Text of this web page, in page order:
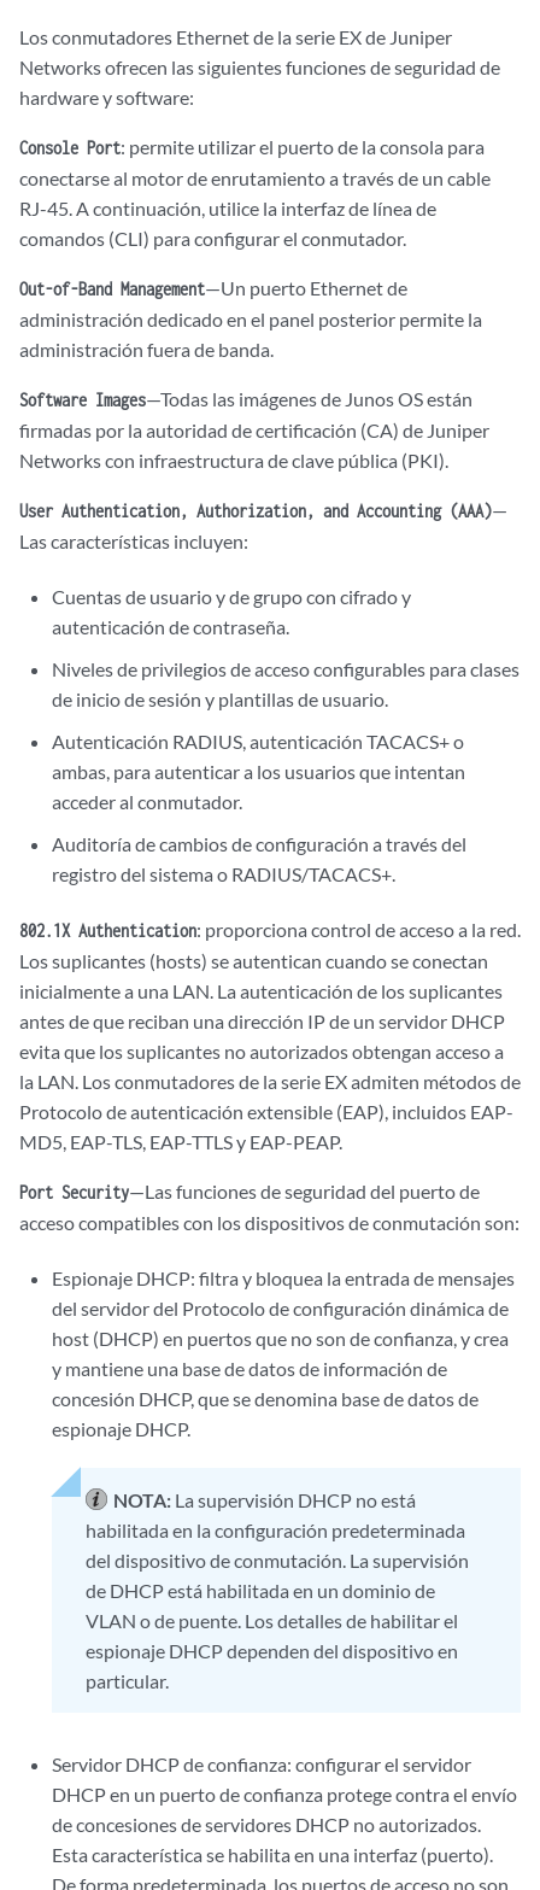
Los conmutadores Ethernet de la serie EX de Juniper
Networks ofrecen las siguientes funciones de seguridad de
hardware y software:
Console Port: permite utilizar el puerto de la consola para
conectarse al motor de enrutamiento a través de un cable
RJ-45. A continuación, utilice la interfaz de línea de
comandos (CLI) para configurar el conmutador.
Out-of-Band Management—Un puerto Ethernet de
administración dedicado en el panel posterior permite la
administración fuera de banda.
Software Images—Todas las imágenes de Junos OS están
firmadas por la autoridad de certificación (CA) de Juniper
Networks con infraestructura de clave pública (PKI).
User Authentication, Authorization, and Accounting (AAA)—
Las características incluyen:
Cuentas de usuario y de grupo con cifrado y
autenticación de contraseña.
Niveles de privilegios de acceso configurables para clases
de inicio de sesión y plantillas de usuario.
Autenticación RADIUS, autenticación TACACS+ o
ambas, para autenticar a los usuarios que intentan
acceder al conmutador.
Auditoría de cambios de configuración a través del
registro del sistema o RADIUS/TACACS+.
802.1X Authentication: proporciona control de acceso a la red.
Los suplicantes (hosts) se autentican cuando se conectan
inicialmente a una LAN. La autenticación de los suplicantes
antes de que reciban una dirección IP de un servidor DHCP
evita que los suplicantes no autorizados obtengan acceso a
la LAN. Los conmutadores de la serie EX admiten métodos de
Protocolo de autenticación extensible (EAP), incluidos EAP-
MD5, EAP-TLS, EAP-TTLS y EAP-PEAP.
Port Security—Las funciones de seguridad del puerto de
acceso compatibles con los dispositivos de conmutación son:
Espionaje DHCP: filtra y bloquea la entrada de mensajes
del servidor del Protocolo de configuración dinámica de
host (DHCP) en puertos que no son de confianza, y crea
y mantiene una base de datos de información de
concesión DHCP, que se denomina base de datos de
espionaje DHCP.
NOTA: La supervisión DHCP no está
habilitada en la configuración predeterminada
del dispositivo de conmutación. La supervisión
de DHCP está habilitada en un dominio de
VLAN o de puente. Los detalles de habilitar el
espionaje DHCP dependen del dispositivo en
particular.
Servidor DHCP de confianza: configurar el servidor
DHCP en un puerto de confianza protege contra el envío
de concesiones de servidores DHCP no autorizados.
Esta característica se habilita en una interfaz (puerto).
De forma predeterminada, los puertos de acceso no son